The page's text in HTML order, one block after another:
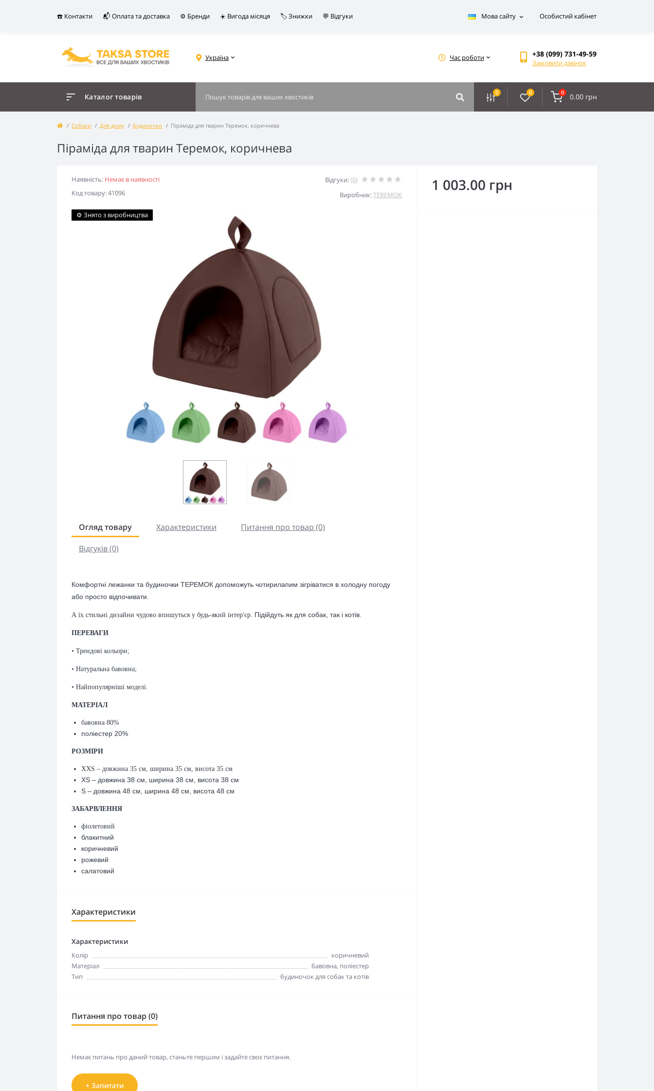
☎️ Контакти 📬 Оплата та доставка ⚙️ Бренди ☀️ Вигода місяця 🏷️ Знижки 💬 Відгуки Мова сайту Особистий кабінет
Україна Час роботи +38 (099) 731-49-59
Замовити дзвінок
Каталог товарів 0 0 0 0.00 грн
Собаки Для дому Будиночки Піраміда для тварин Теремок, коричнева
Піраміда для тварин Теремок, коричнева
Наявність: Немає в наявності
Код товару: 41096
Відгуки:(0)
Виробник:TEREMOK
⚙️ Знято з виробництва
Огляд товару Характеристики
Питання про товар (0)
Відгуків (0)
Комфортні лежанки та будиночки ТЕРЕМОК допоможуть чотирилапим зігріватися в холодну погоду
або просто відпочивати.
А їх стильні дизайни чудово впишуться у будь-який інтер'єр. Підійдуть як для собак, так і котів.
ПЕРЕВАГИ
• Трендові кольори;
• Натуральна бавовна;
• Найпопулярніші моделі.
МАТЕРІАЛ
бавовна 80%
поліестер 20%
РОЗМІРИ
XXS – довжина 35 см, ширина 35 см, висота 35 см
XS – довжина 38 см, ширина 38 см, висота 38 см
S – довжина 48 см, ширина 48 см, висота 48 см
ЗАБАРВЛЕННЯ
фіолетовий
блакитний
коричневий
рожевий
салатовий
Характеристики
Характеристики
Колір
коричневий
Матеріал
бавовна, поліестер
Тип
будиночок для собак та котів
Питання про товар (0)
Немає питань про даний товар, станьте першим і задайте своє питання.
+ Запитати
1 003.00 грн